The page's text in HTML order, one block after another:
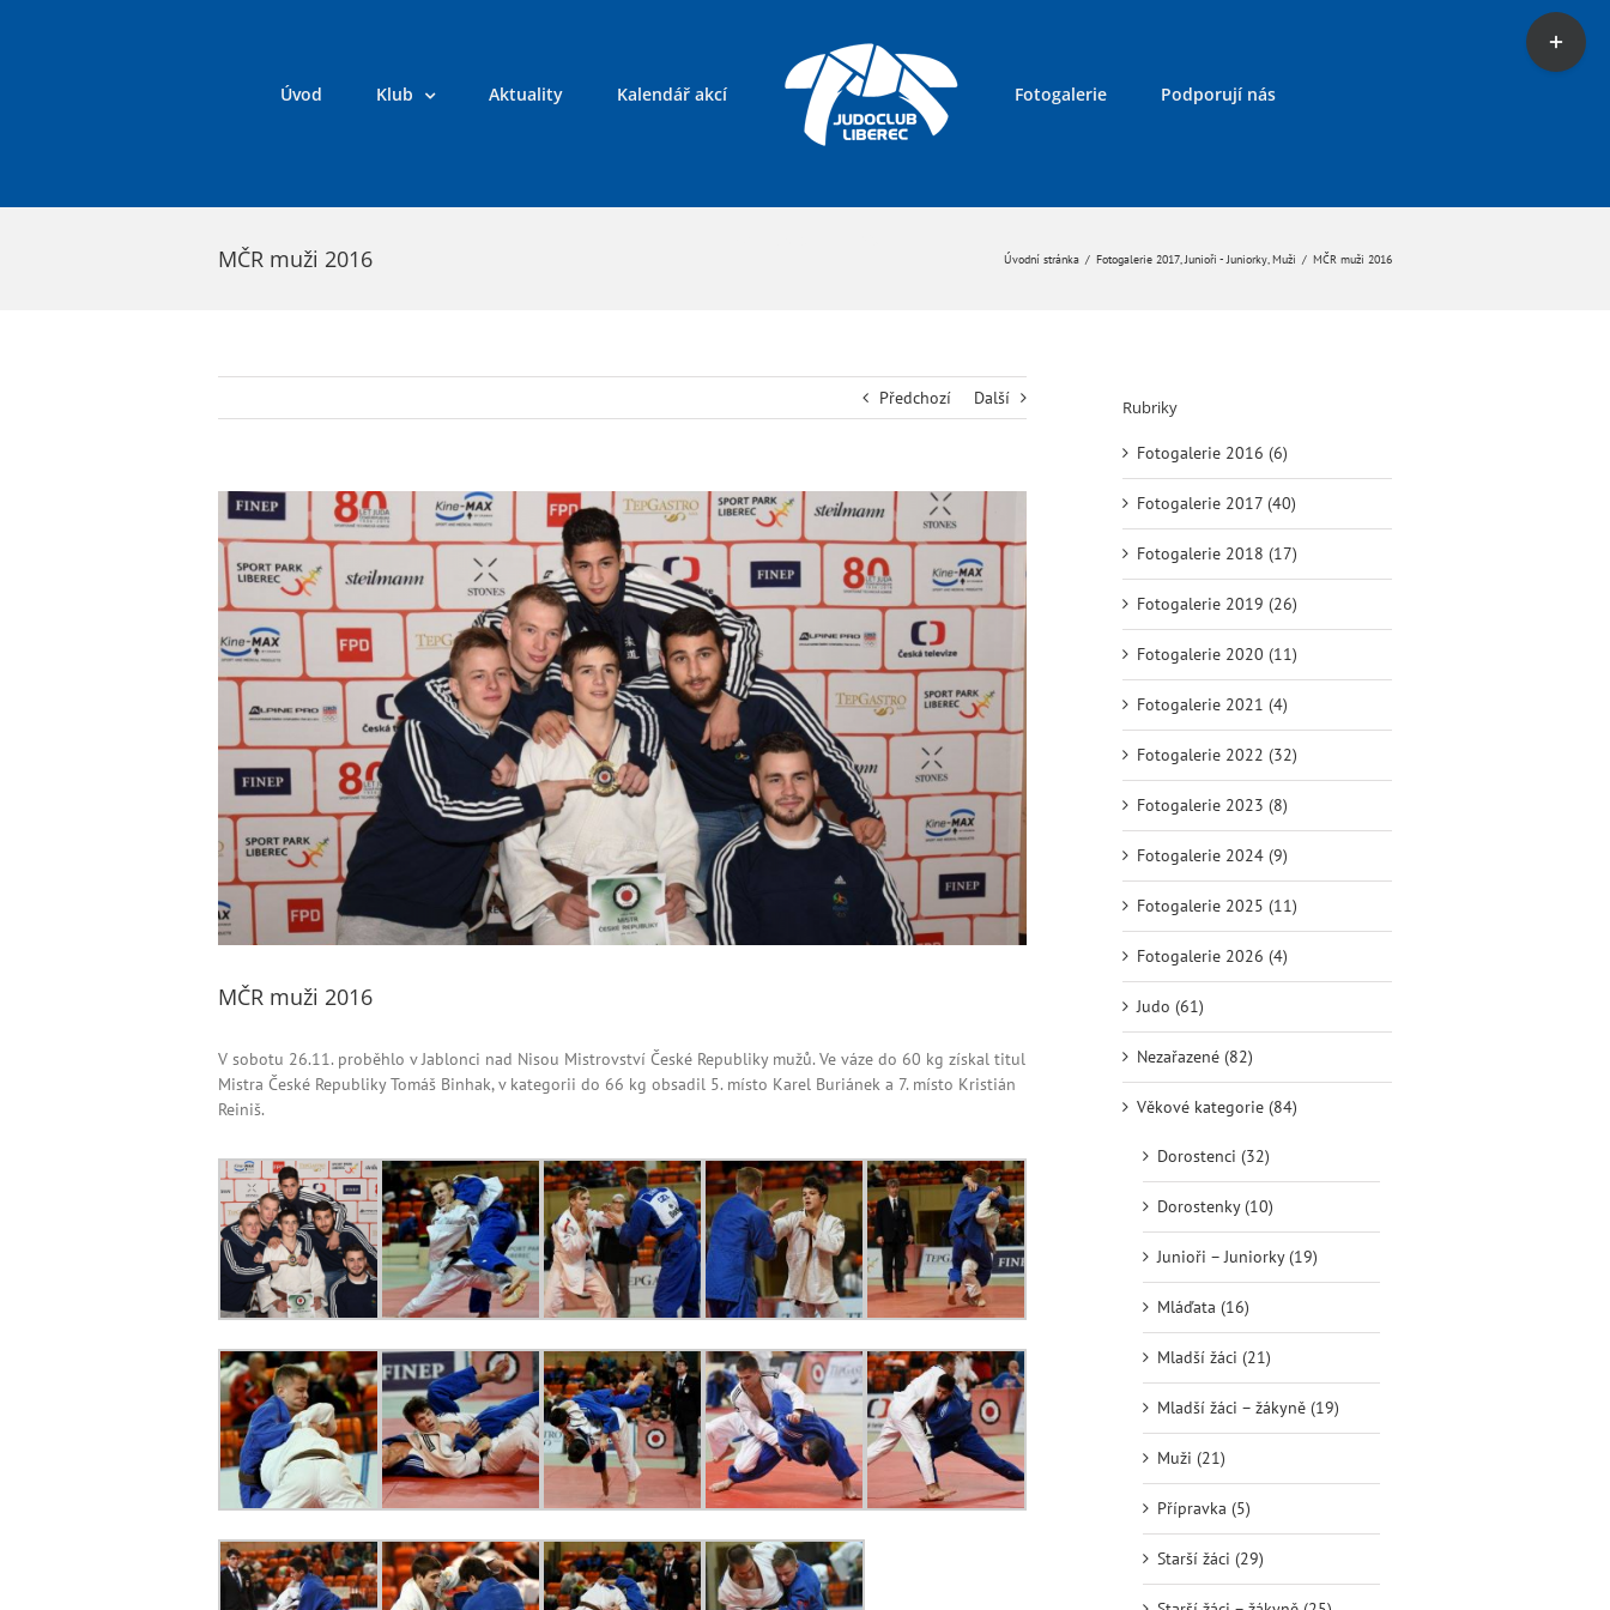
Úvod Klub Aktuality Kalendář akcí Fotogalerie Podporují nás
MČR muži 2016 Úvodní stránka / Fotogalerie 2017 Junioři - Juniorky Muži / MČR muži 2016
Předchozí Další
Zobrazit
větší
obrázek
MČR muži 2016
V sobotu 26.11. proběhlo v Jablonci nad Nisou Mistrovství České Republiky mužů. Ve váze do 60 kg získal titul
Mistra České Republiky Tomáš Binhak, v kategorii do 66 kg obsadil 5. místo Karel Buriánek a 7. místo Kristián
Reiniš.
Rubriky
Fotogalerie 2016 (6)
Fotogalerie 2017 (40)
Fotogalerie 2018 (17)
Fotogalerie 2019 (26)
Fotogalerie 2020 (11)
Fotogalerie 2021 (4)
Fotogalerie 2022 (32)
Fotogalerie 2023 (8)
Fotogalerie 2024 (9)
Fotogalerie 2025 (11)
Fotogalerie 2026 (4)
Judo (61)
Nezařazené (82)
Věkové kategorie (84)
Dorostenci (32)
Dorostenky (10)
Junioři – Juniorky (19)
Mláďata (16)
Mladší žáci (21)
Mladší žáci – žákyně (19)
Muži (21)
Přípravka (5)
Starší žáci (29)
Toggle
Sliding
Bar